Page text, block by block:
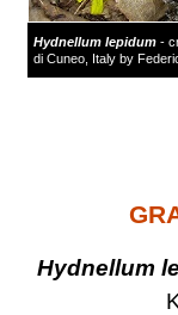
Hydnellum lepidum -
di Cuneo, Italy by
Hydnellum